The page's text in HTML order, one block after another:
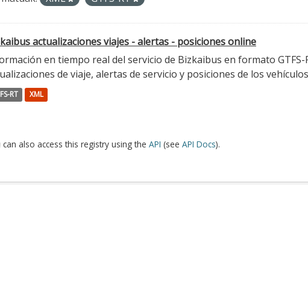
actualizaciones viajes - alertas - posiciones online
en tiempo real del servicio de Bizkaibus en formato GTFS-
de viaje, alertas de servicio y posiciones de los
RT XML
can also access this registry using the API (see API Docs).